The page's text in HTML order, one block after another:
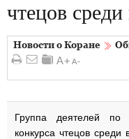
чтецов
Новости о Коране
Группа деятелей по
конкурса чтецов среди